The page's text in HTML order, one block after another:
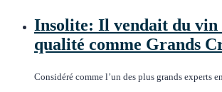
Insolite: Il vendait du vin
qualité comme Grands
Considéré comme l’un des plus grands experts